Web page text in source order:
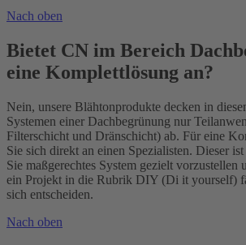
Nach oben
Bietet CN im Bereich
eine Komplettlösung an?
Nein, unsere Blähtonprodukte decken in
Systemen einer Dachbegrünung nur
Filterschicht und Dränschicht) ab. Für eine
Sie sich direkt an einen Spezialisten. Dieser
Sie maßgerechtes System gezielt vorzustellen
ein Projekt in die Rubrik DIY (Di it yourself)
sich entscheiden.
Nach oben